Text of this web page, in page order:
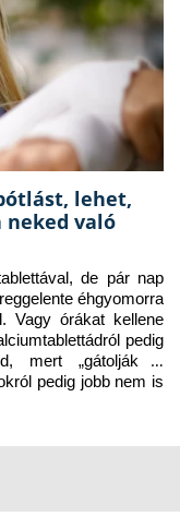
lehet,
neked való
de pár nap
éhgyomorra
Vagy órákat kellene
pedig
mert „gátolják a
pedig jobb nem is